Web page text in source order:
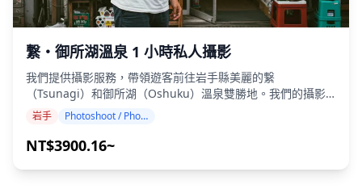
繋・御所湖溫泉 1 小時私人攝影
我們提供攝影服務，帶領遊客前往岩手縣美麗的繋
（Tsunagi）和御所湖（Oshuku）溫泉雙勝地。我們的攝影
師都具有專業資格，會根據您的旅行行程，捕捉自然構圖，並
在如畫的御所湖倒影、岩手山全景、隱秘的山谷風光以及寧靜
的湖畔溫泉設施中，找到理想的拍攝地點。（請與我們分享您
攝影服務，最多可提前 3 天預訂。我們將安排一位能說英語/
岩手 Photoshoot / Photo tour
NT$3900.16~